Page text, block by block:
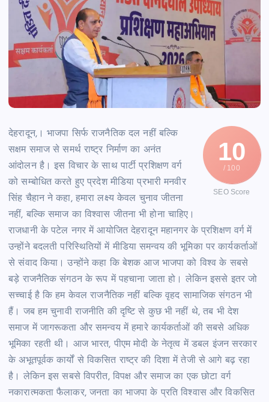
10
/ 100
SEO Score
देहरादून,। भाजपा सिर्फ राजनैतिक दल नहीं बल्कि
सक्षम समाज से समर्थ राष्ट्र निर्माण का अनंत
आंदोलन है। इस विचार के साथ पार्टी प्रशिक्षण वर्ग
को सम्बोधित करते हुए प्रदेश मीडिया प्रभारी मनवीर
सिंह चैहान ने कहा, हमारा लक्ष्य केवल चुनाव जीतना
नहीं, बल्कि समाज का विश्वास जीतना भी होना चाहिए।
राजधानी के पटेल नगर में आयोजित देहरादून महानगर के प्रशिक्षण वर्ग में
उन्होंने बदलती परिस्थितियों में मीडिया समन्वय की भूमिका पर कार्यकर्ताओं
से संवाद किया। उन्होंने कहा कि बेशक आज भाजपा को विश्व के सबसे
बड़े राजनैतिक संगठन के रूप में पहचाना जाता हो। लेकिन इससे इतर जो
सच्चाई है कि हम केवल राजनैतिक नहीं बल्कि वृहद सामाजिक संगठन भी
हैं। जब हम चुनावी राजनीति की दृष्टि से कुछ भी नहीं थे, तब भी देश
समाज में जागरूकता और समन्वय में हमारे कार्यकर्ताओं की सबसे अधिक
भूमिका रहती थी। आज भारत, पीएम मोदी के नेतृत्व में डबल इंजन सरकार
के अभूतपूर्वक कार्यों से विकसित राष्ट्र की दिशा में तेजी से आगे बढ़ रहा
है। लेकिन इस सबसे विपरीत, विपक्ष और समाज का एक छोटा वर्ग
नकारात्मकता फैलाकर, जनता का भाजपा के प्रति विश्वास और विकसित